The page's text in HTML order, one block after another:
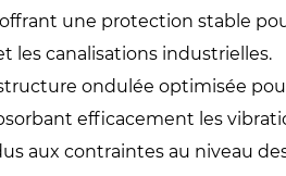
une protection stable
les canalisations industrielles.
ondulée optimisée
efficacement les
aux contraintes au niveau